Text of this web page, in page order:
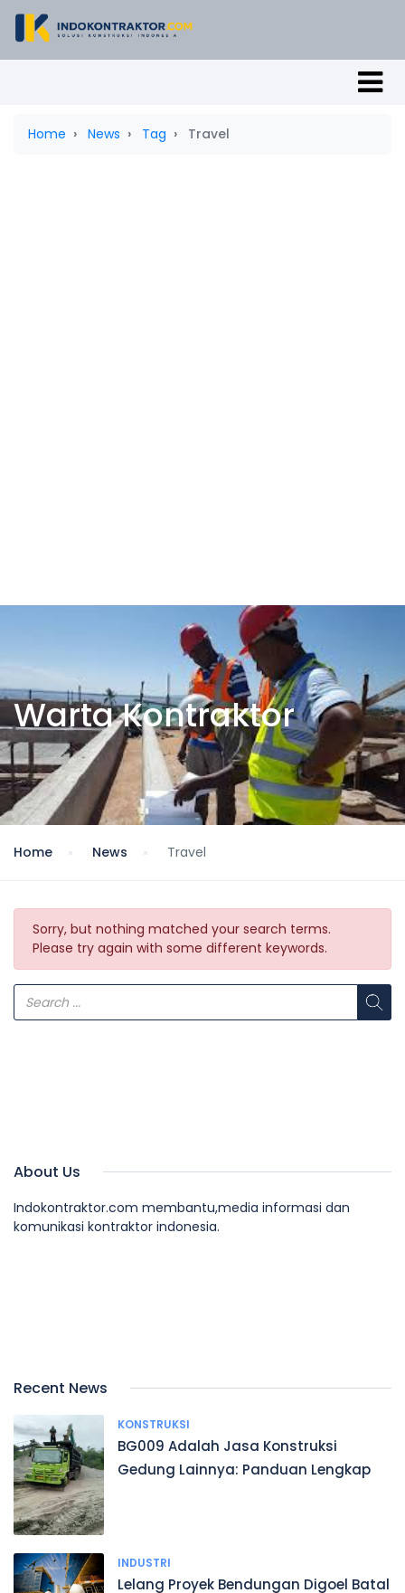
Home News Tag Travel
Warta Kontraktor
Home News Travel
Sorry, but nothing matched your search terms.
Please try again with some different keywords.
About Us
Indokontraktor.com membantu,media informasi dan
komunikasi kontraktor indonesia.
Recent News
KONSTRUKSI
BG009 Adalah Jasa Konstruksi
Gedung Lainnya: Panduan Lengkap
INDUSTRI
Lelang Proyek Bendungan Digoel Batal